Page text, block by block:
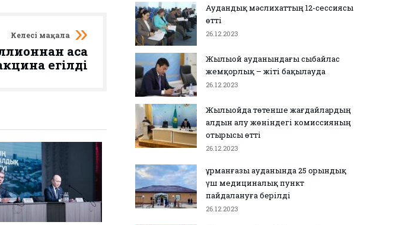
Келесі мақала
аса
егілді
Аудандық мәслихаттың 12-сессиясы
өтті
26.12.2023
Жылыой ауданындағы сыбайлас
жемқорлық – жіті бақылауда
26.12.2023
Жылыойда төтенше жағдайлардың
алдын алу жөніндегі комиссияның
отырысы өтті
26.12.2023
Құрманғазы ауданында 25 орындық
үш медициналық пункт
пайдалануға берілді
26.12.2023